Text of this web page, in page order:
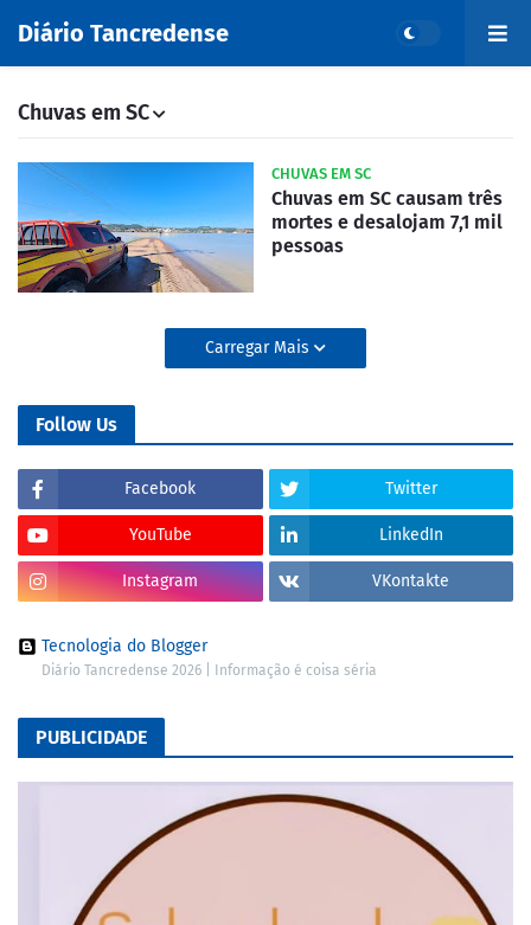
Diário Tancredense
Chuvas em SC
CHUVAS EM SC
Chuvas em SC causam três
mortes e desalojam 7,1 mil
pessoas
Carregar Mais
Follow Us
Facebook Twitter
YouTube LinkedIn
Instagram VKontakte
Tecnologia do Blogger
Diário Tancredense 2026 | Informação é coisa séria
PUBLICIDADE